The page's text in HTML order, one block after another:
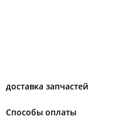
доставка запчастей
Способы оплаты